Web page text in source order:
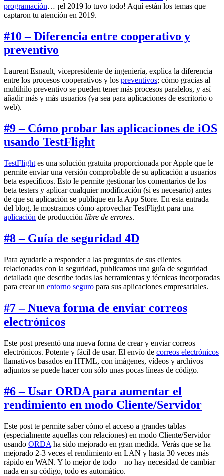
programación… ¡el 2019 lo tuvo todo! Aquí están los temas que
captaron tu atención en 2019.
#10 – Diferencia entre cooperativo y
preventivo
Laurent Esnault, vicepresidente de ingeniería, explica la diferencia
entre los procesos cooperativos y los preventivos; cómo gracias al
multihilo preventivo se pueden tener más procesos paralelos, y así
añadir más y más usuarios (ya sea para aplicaciones de escritorio o
web).
#9 – Cómo probar las aplicaciones de iOS
usando TestFlight
TestFlightes una solución gratuita proporcionada por Apple que le
permite enviar una versión comprobable de su aplicación a usuarios
beta específicos. Esto le permite gestionar los comentarios de los
beta testers y aplicar cualquier modificación (si es necesario) antes
de que su aplicación se publique en la App Store. En esta entrada
del blog, le mostramos cómo aprovechar TestFlight para una
aplicación de producción libre de errores.
#8 – Guía de seguridad 4D
Para ayudarle a responder a las preguntas de sus clientes
relacionadas con la seguridad, publicamos una guía de seguridad
detallada que describe todas las herramientas y técnicas incorporadas
para crear un entorno seguro para sus aplicaciones empresariales.
#7 – Nueva forma de enviar correos
electrónicos
Este post presentó una nueva forma de crear y enviar correos
electrónicos. Potente y fácil de usar. El envío de correos electrónicos
llamativos basados en HTML, con imágenes, vídeos y archivos
adjuntos se puede hacer con sólo unas pocas líneas de código.
#6 – Usar ORDA para aumentar el
rendimiento en modo Cliente/Servidor
Este post te permite saber cómo el acceso a grandes tablas
(especialmente aquellas con relaciones) en modo Cliente/Servidor
usando ORDA ha sido mejorado en gran medida. Verás que se ha
mejorado 2-3 veces el rendimiento en LAN y hasta 30 veces más
rápido en WAN. Y lo mejor de todo – no hay necesidad de cambiar
nada en su código, todo es automático.